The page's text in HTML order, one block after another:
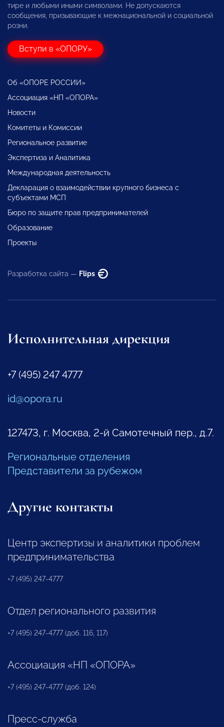
тире и любыми иными символами. Не допускаются
сообщения, призывающие к межнациональной и социальной
розни.
Вступи в «ОПОРУ»
Об «ОПОРЕ РОССИИ»
Ассоциация «НП «ОПОРА»
Новости
Комитеты и Комиссии
Региональное развитие
Экспертиза и Аналитика
Международная деятельность
Декларация о взаимодействии крупного бизнеса с
субъектами МСП
Бюро по защите прав предпринимателей
Образование
Проекты
Разработка сайта — Flips
Исполнительная дирекция
+7 (495) 247 4777
id@opora.ru
127473, г. Москва, 2-й Самотечный пер., д.7.
Региональные отделения
Представители за рубежом
Другие контакты
Центр экспертизы и аналитики проблем
предпринимательства
+7 (495) 247-4777
Отдел регионального развития
+7 (495) 247-4777 (доб. 116, 117)
Ассоциация «НП «ОПОРА»
+7 (495) 247-4777 (доб. 124)
Пресс-служба